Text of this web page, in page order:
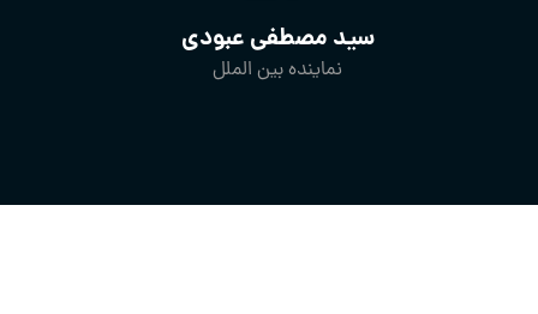
سید مصطفی عبودی
نماینده بین الملل